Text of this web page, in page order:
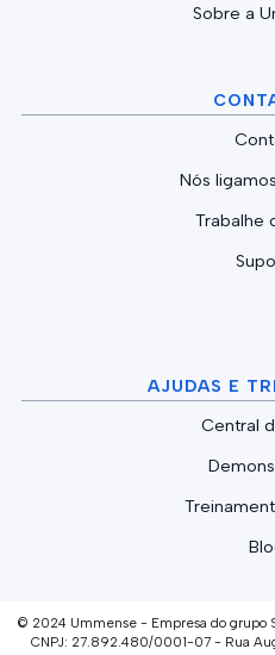
Sobre a
Nós
Trabalhe
AJUDAS E
Central
© 2024 Ummense - Empresa do grupo
CNPJ: 27.892.480/0001-07 - Rua